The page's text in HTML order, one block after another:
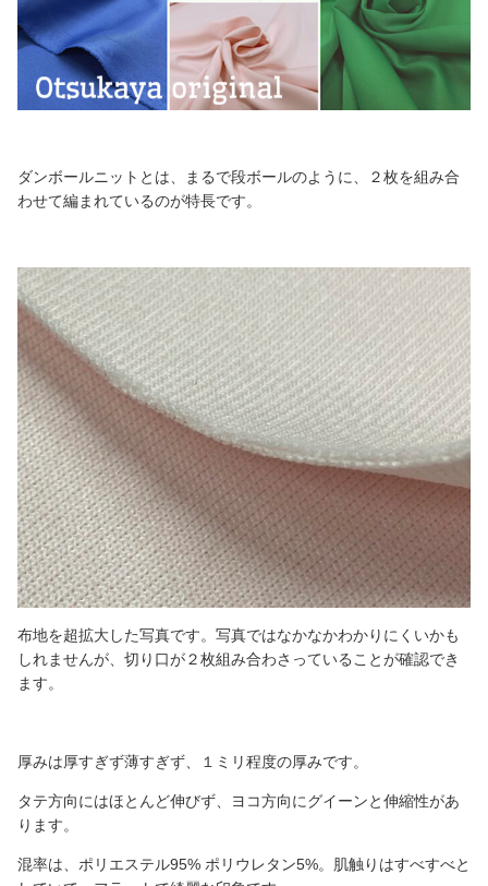
ダンボールニットとは、まるで段ボールのように、２枚を組み合
わせて編まれているのが特長です。
布地を超拡大した写真です。写真ではなかなかわかりにくいかも
しれませんが、切り口が２枚組み合わさっていることが確認でき
ます。
厚みは厚すぎず薄すぎず、１ミリ程度の厚みです。
タテ方向にはほとんど伸びず、ヨコ方向にグイーンと伸縮性があ
ります。
混率は、ポリエステル95% ポリウレタン5%。肌触りはすべすべと